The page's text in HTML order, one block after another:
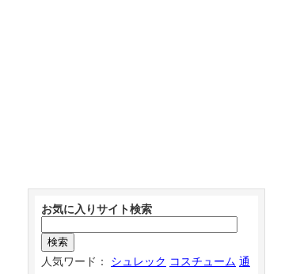
お気に入りサイト検索
人気ワード： シュレック コスチューム 通